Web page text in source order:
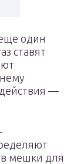
один
ставят
—
мешки для